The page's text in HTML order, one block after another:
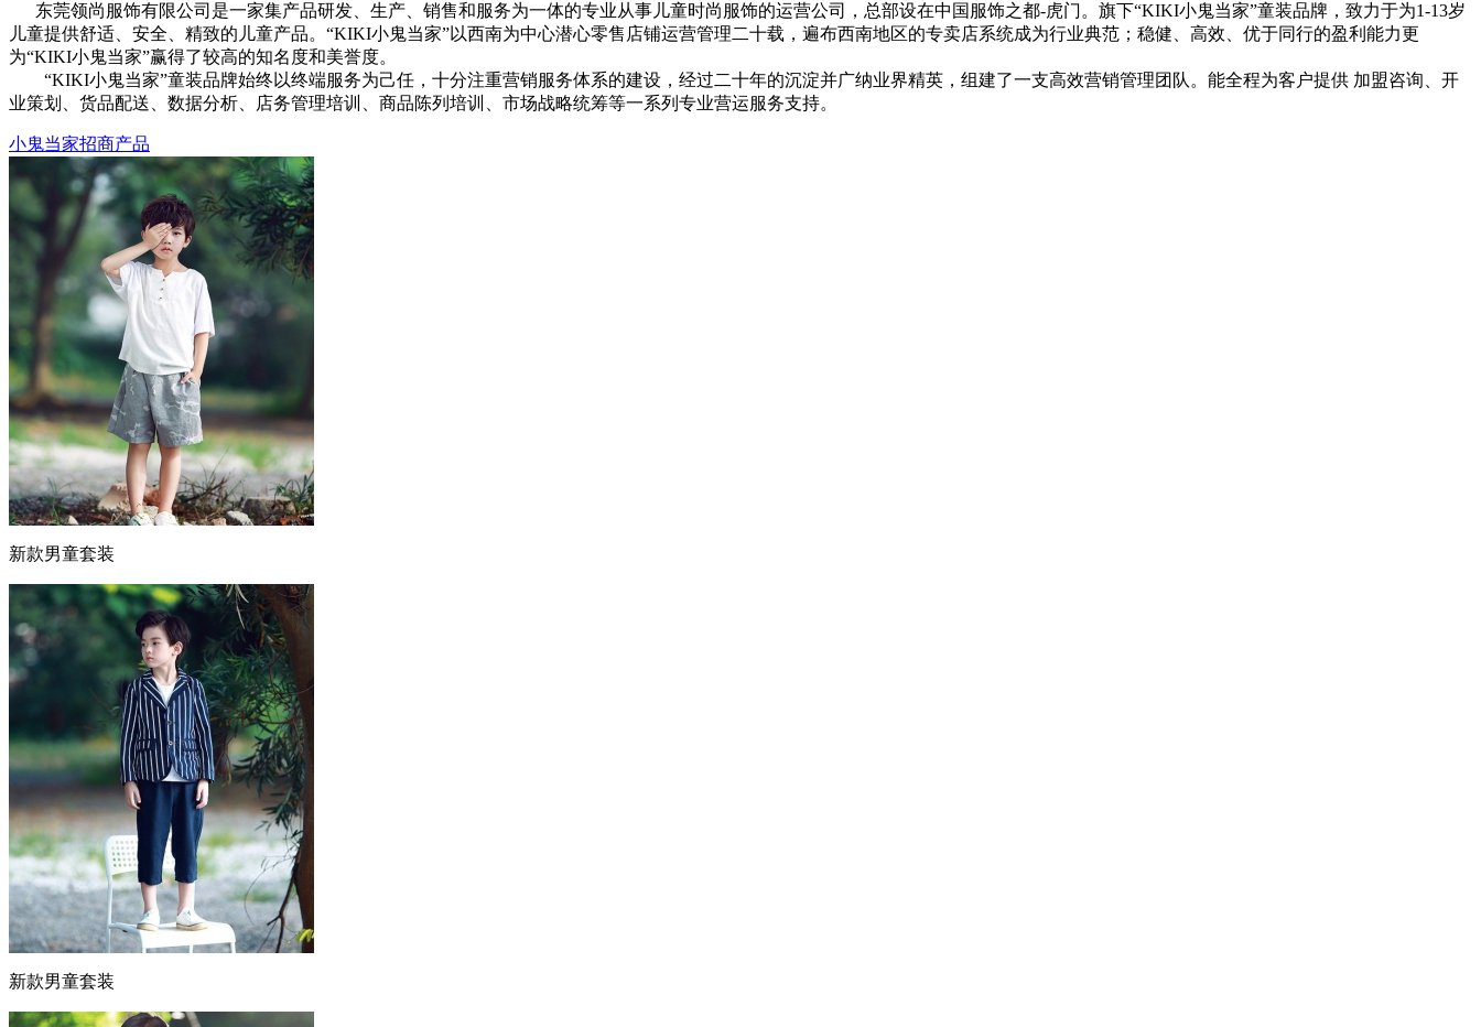
东莞领尚服饰有限公司是一家集产品研发、生产、销售和服务为一体的专业从事儿童时尚服饰的运营公司，总部设在中国服饰之都-虎门。旗下“KIKI小鬼当家”童装品牌，致力于为1-13岁
儿童提供舒适、安全、精致的儿童产品。“KIKI小鬼当家”以西南为中心潜心零售店铺运营管理二十载，遍布西南地区的专卖店系统成为行业典范；稳健、高效、优于同行的盈利能力更
为“KIKI小鬼当家”赢得了较高的知名度和美誉度。
“KIKI小鬼当家”童装品牌始终以终端服务为己任，十分注重营销服务体系的建设，经过二十年的沉淀并广纳业界精英，组建了一支高效营销管理团队。能全程为客户提供 加盟咨询、开
业策划、货品配送、数据分析、店务管理培训、商品陈列培训、市场战略统筹等一系列专业营运服务支持。
小鬼当家招商产品
新款男童套装
新款男童套装